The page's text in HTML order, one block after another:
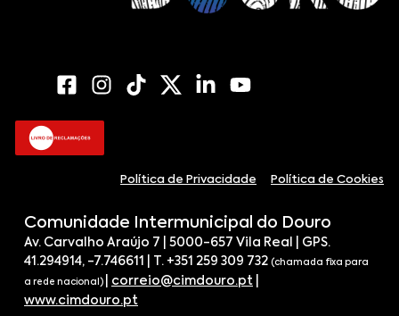
Política de Privacidade Política de Cookies
Comunidade Intermunicipal do Douro
Av. Carvalho Araújo 7 | 5000-657 Vila Real | GPS.
41.294914, -7.746611 | T. +351 259 309 732 (chamada fixa para
a rede nacional) correio@cimdouro.pt
www.cimdouro.pt